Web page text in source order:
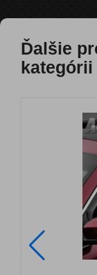
Ďalšie
kategórii